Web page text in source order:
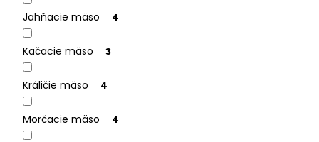
Jahňacie mäso 4
Kačacie mäso 3
Králičie mäso 4
Morčacie mäso 4